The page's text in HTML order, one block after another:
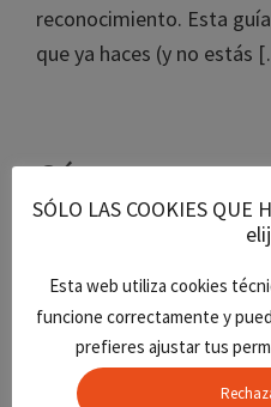
reconocimiento. Esta
que ya haces (y no estás
Cómo
que la IA te
SÓLO LAS COOKIES QUE
Esta web utiliza cookies
funcione correctamente y
prefieres ajustar tus